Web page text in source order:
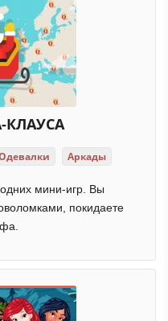
КЛАУСА
Аркады
мини-игр. Вы
покидаете